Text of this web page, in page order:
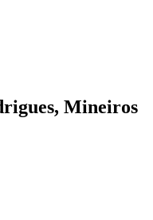
Mineiros